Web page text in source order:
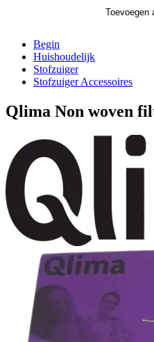
Toevoegen
Begin
Huishoudelijk
Stofzuiger
Stofzuiger Accessoires
Qlima Non woven